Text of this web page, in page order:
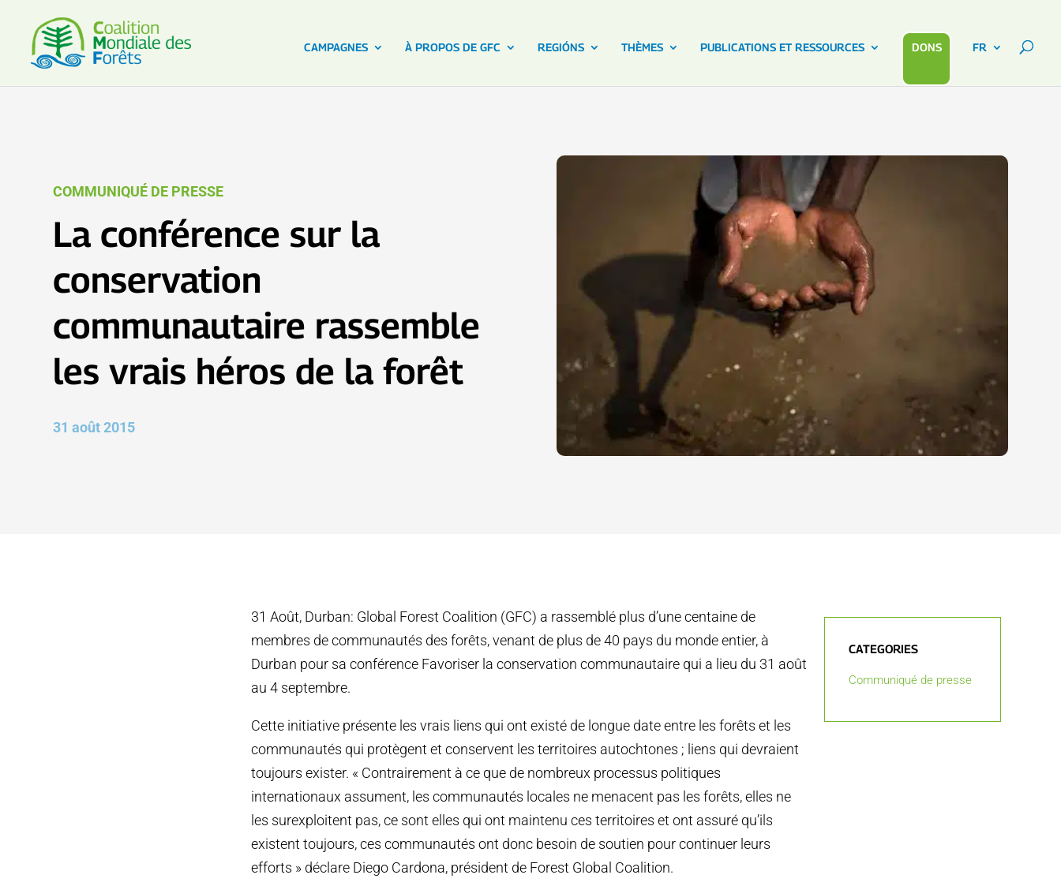
CAMPAGNES À PROPOS DE GFC REGIÓNS THÈMES PUBLICATIONS ET RESSOURCES DONS FR
COMMUNIQUÉ DE PRESSE
La conférence sur la
conservation
communautaire rassemble
les vrais héros de la forêt
31 août 2015
31 Août, Durban: Global Forest Coalition (GFC) a rassemblé plus d’une centaine de
membres de communautés des forêts, venant de plus de 40 pays du monde entier, à
Durban pour sa conférence Favoriser la conservation communautaire qui a lieu du 31 août
au 4 septembre.
Cette initiative présente les vrais liens qui ont existé de longue date entre les forêts et les
communautés qui protègent et conservent les territoires autochtones ; liens qui devraient
toujours exister. « Contrairement à ce que de nombreux processus politiques
internationaux assument, les communautés locales ne menacent pas les forêts, elles ne
les surexploitent pas, ce sont elles qui ont maintenu ces territoires et ont assuré qu’ils
existent toujours, ces communautés ont donc besoin de soutien pour continuer leurs
efforts » déclare Diego Cardona, président de Forest Global Coalition.
CATEGORIES
Communiqué de presse